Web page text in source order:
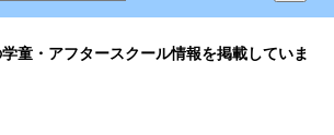
童・アフタースクール情報を掲載していま